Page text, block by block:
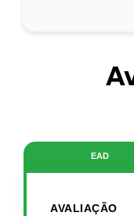
EAD
AVALIAÇÃO